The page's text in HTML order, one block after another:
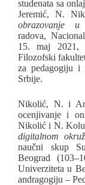
studenata sa
Jeremić, N.
obrazovanje u
radova,
15. maj 2021,
Filozofski
za pedagogiju i
Srbije.
Nikolić, N. i
ocenjivanje i
Nikolić i N.
digitalnom
naučni skup
Beograd
Univerziteta u
andragogiju –